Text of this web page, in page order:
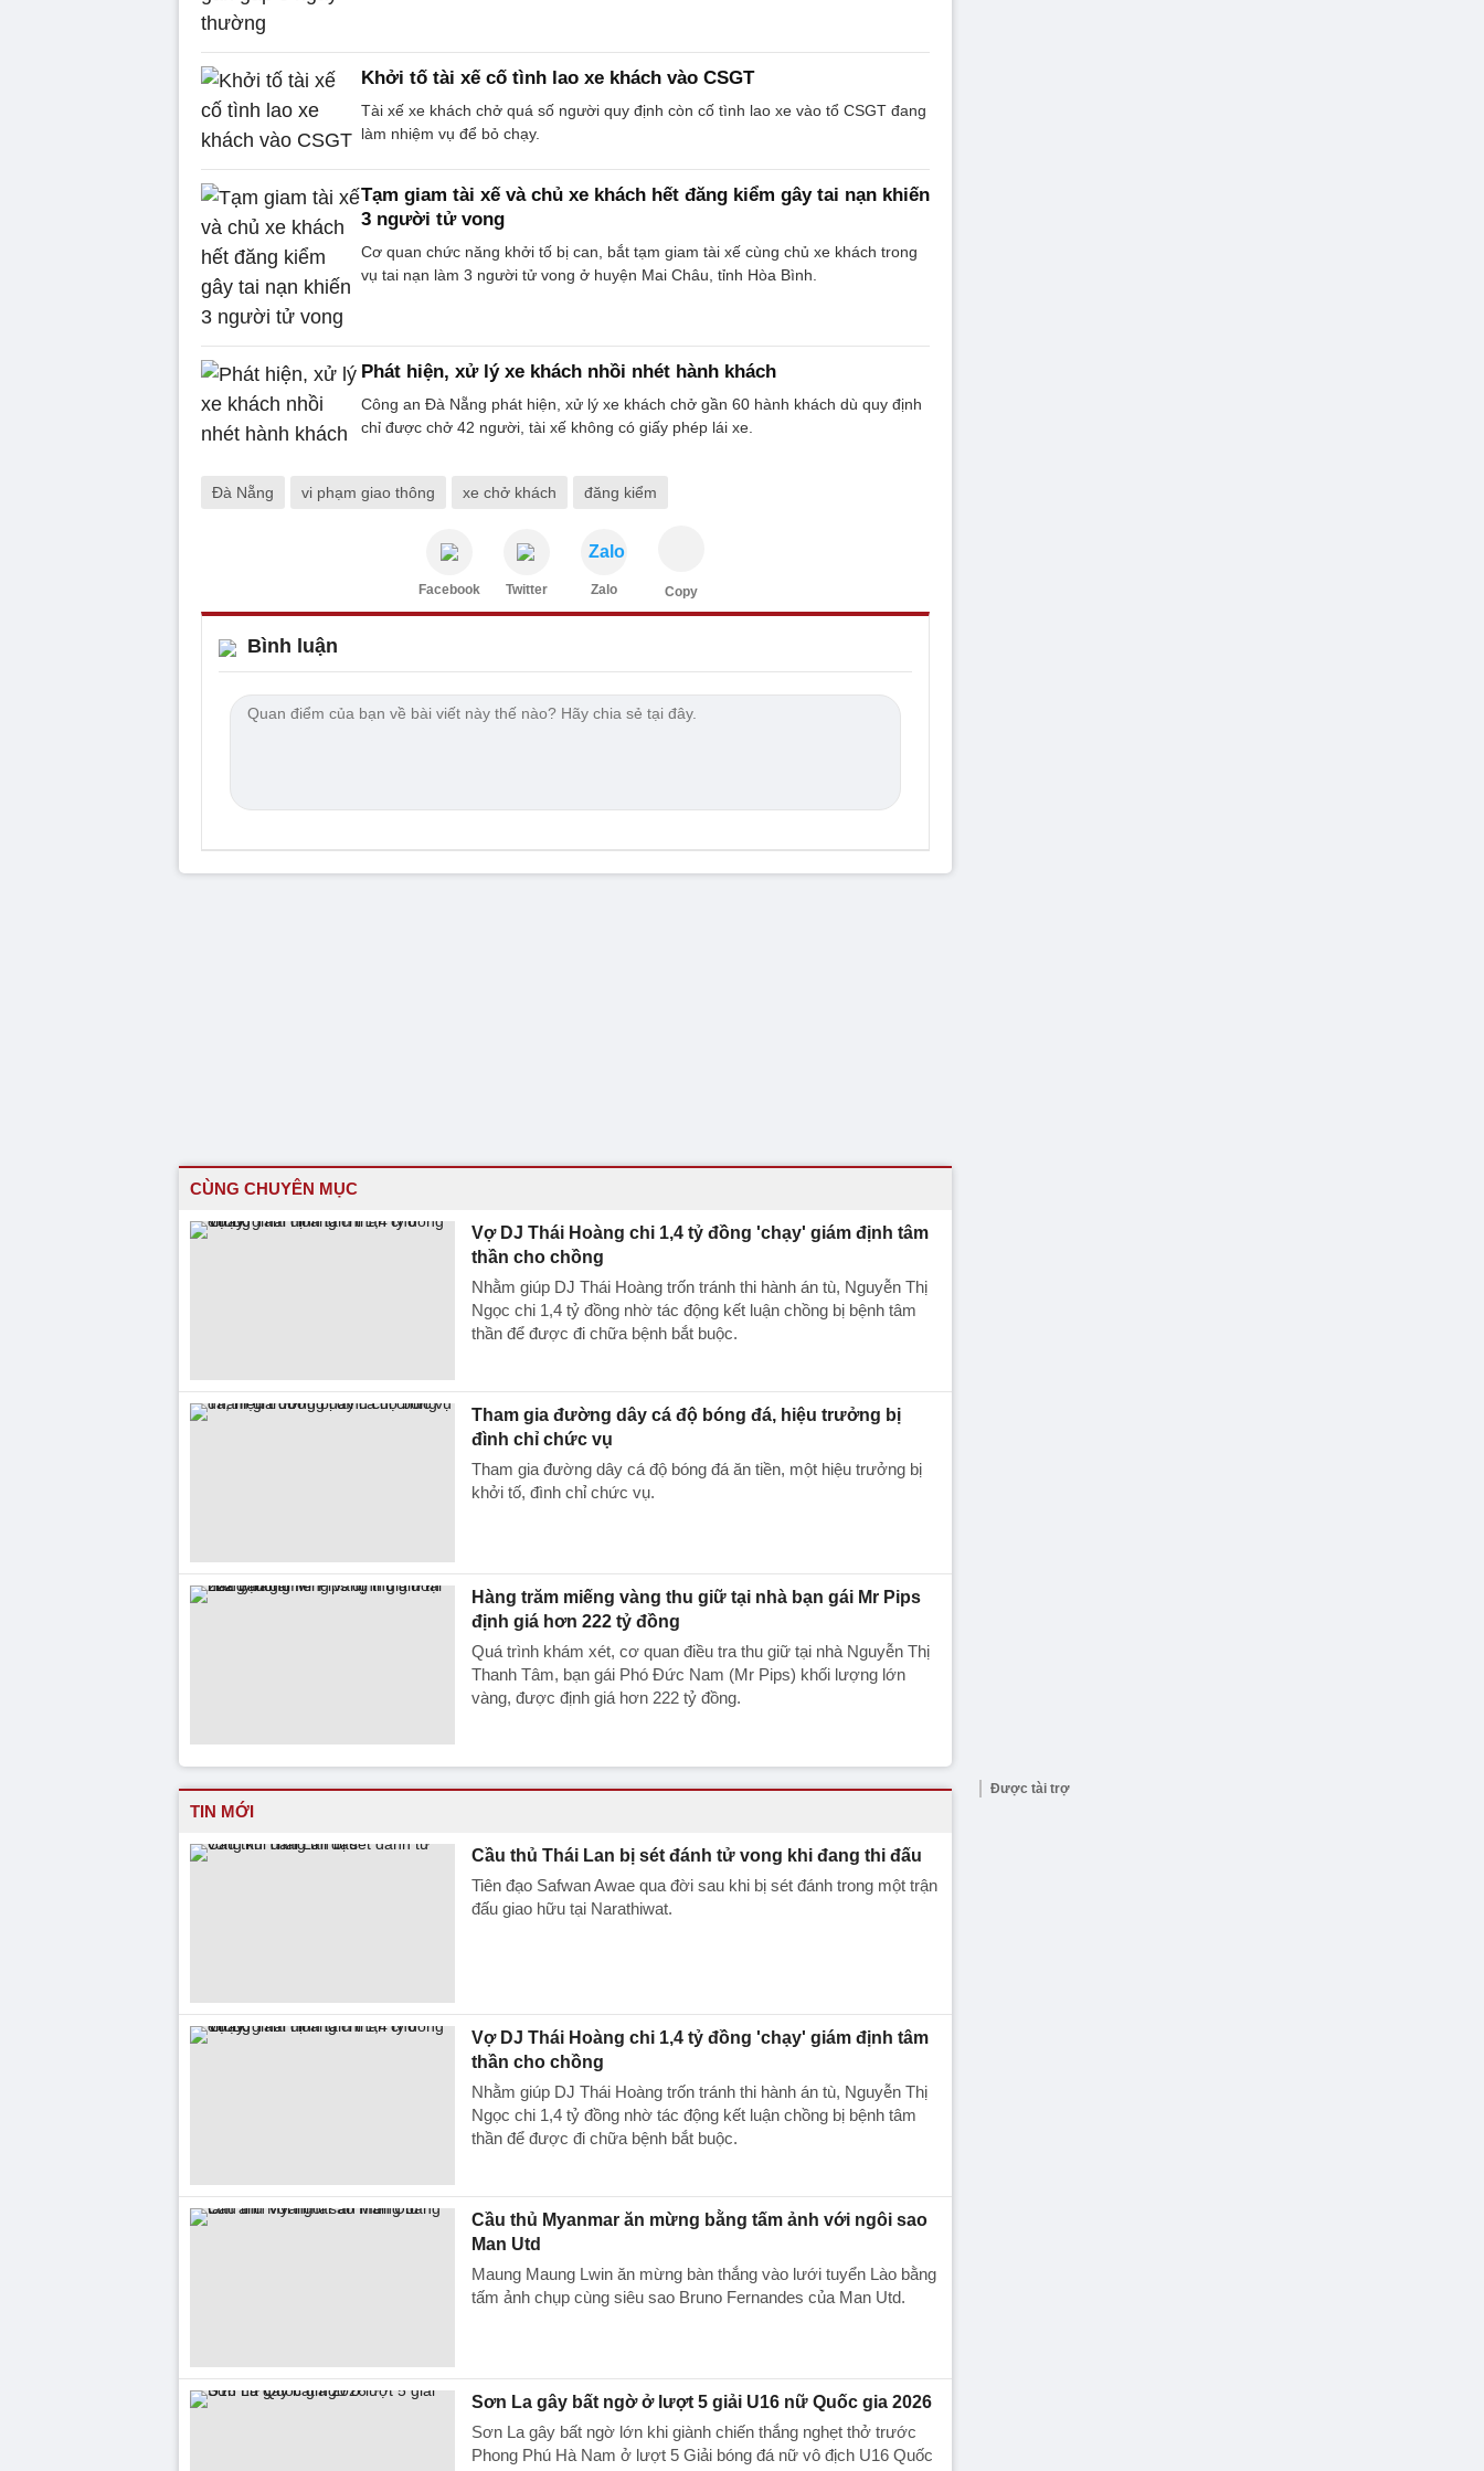
Khởi tố tài xế cố tình lao xe khách vào CSGT
Tài xế xe khách chở quá số người quy định còn cố tình lao xe vào tổ CSGT đang
làm nhiệm vụ để bỏ chạy.
Tạm giam tài xế và chủ xe khách hết đăng kiểm gây tai nạn khiến
3 người tử vong
Cơ quan chức năng khởi tố bị can, bắt tạm giam tài xế cùng chủ xe khách trong
vụ tai nạn làm 3 người tử vong ở huyện Mai Châu, tỉnh Hòa Bình.
Phát hiện, xử lý xe khách nhồi nhét hành khách
Công an Đà Nẵng phát hiện, xử lý xe khách chở gần 60 hành khách dù quy định
chỉ được chở 42 người, tài xế không có giấy phép lái xe.
Đà Nẵng vi phạm giao thông xe chở khách đăng kiểm
Facebook Twitter
Zalo
Zalo Copy
Bình luận
CÙNG CHUYÊN MỤC
Vợ DJ Thái Hoàng chi 1,4 tỷ đồng 'chạy' giám định tâm
thần cho chồng
Nhằm giúp DJ Thái Hoàng trốn tránh thi hành án tù, Nguyễn Thị
Ngọc chi 1,4 tỷ đồng nhờ tác động kết luận chồng bị bệnh tâm
thần để được đi chữa bệnh bắt buộc.
Tham gia đường dây cá độ bóng đá, hiệu trưởng bị
đình chỉ chức vụ
Tham gia đường dây cá độ bóng đá ăn tiền, một hiệu trưởng bị
khởi tố, đình chỉ chức vụ.
Hàng trăm miếng vàng thu giữ tại nhà bạn gái Mr Pips
định giá hơn 222 tỷ đồng
Quá trình khám xét, cơ quan điều tra thu giữ tại nhà Nguyễn Thị
Thanh Tâm, bạn gái Phó Đức Nam (Mr Pips) khối lượng lớn
vàng, được định giá hơn 222 tỷ đồng.
TIN MỚI
Cầu thủ Thái Lan bị sét đánh tử vong khi đang thi đấu
Tiên đạo Safwan Awae qua đời sau khi bị sét đánh trong một trận
đấu giao hữu tại Narathiwat.
Vợ DJ Thái Hoàng chi 1,4 tỷ đồng 'chạy' giám định tâm
thần cho chồng
Nhằm giúp DJ Thái Hoàng trốn tránh thi hành án tù, Nguyễn Thị
Ngọc chi 1,4 tỷ đồng nhờ tác động kết luận chồng bị bệnh tâm
thần để được đi chữa bệnh bắt buộc.
Cầu thủ Myanmar ăn mừng bằng tấm ảnh với ngôi sao
Man Utd
Maung Maung Lwin ăn mừng bàn thắng vào lưới tuyển Lào bằng
tấm ảnh chụp cùng siêu sao Bruno Fernandes của Man Utd.
Sơn La gây bất ngờ ở lượt 5 giải U16 nữ Quốc gia 2026
Sơn La gây bất ngờ lớn khi giành chiến thắng nghẹt thở trước
Phong Phú Hà Nam ở lượt 5 Giải bóng đá nữ vô địch U16 Quốc
Được tài trợ